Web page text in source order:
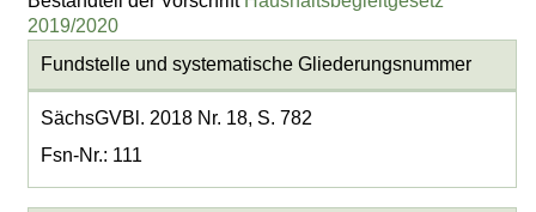
2019/2020
Fundstelle und systematische Gliederungsnummer
SächsGVBl. 2018 Nr. 18, S. 782
Fsn-Nr.: 111